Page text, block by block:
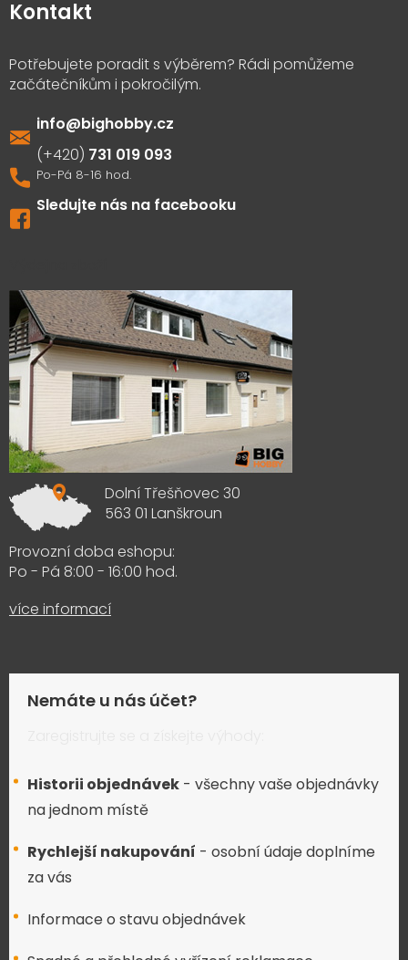
Kontakt
info@bighobby.cz
731 019 093
Sledujte nás na facebooku
Dolní Třešňovec 30
563 01 Lanškroun
Provozní doba eshopu:
Po - Pá 8:00 - 16:00 hod.
více informací
Nemáte u nás účet?
Historii objednávek - všechny vaše objednávky
na jednom místě
Rychlejší nakupování - osobní údaje doplníme
za vás
Informace o stavu objednávek